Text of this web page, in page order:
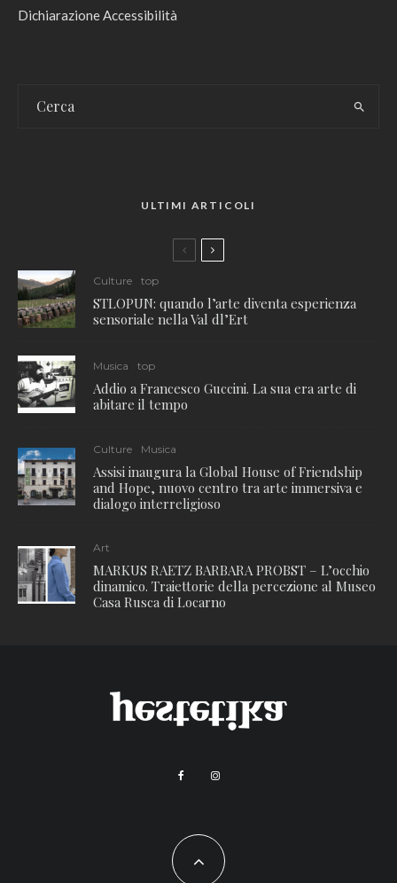
Dichiarazione Accessibilità
ULTIMI ARTICOLI
Culture top
STLOPUN: quando l’arte diventa esperienza
sensoriale nella Val dl’Ert
Musica top
Addio a Francesco Guccini. La sua era arte di
abitare il tempo
Culture Musica
Assisi inaugura la Global House of Friendship
and Hope, nuovo centro tra arte immersiva e
dialogo interreligioso
Art
MARKUS RAETZ BARBARA PROBST – L’occhio
dinamico. Traiettorie della percezione al Museo
Casa Rusca di Locarno